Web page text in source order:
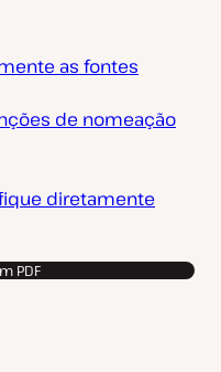
as fontes
de nomeação
diretamente
PDF